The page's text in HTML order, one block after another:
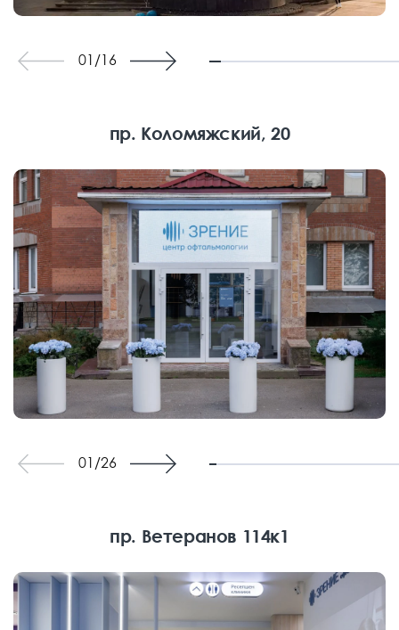
01 /16
пр. Коломяжский, 20
01 /26
пр. Ветеранов 114к1